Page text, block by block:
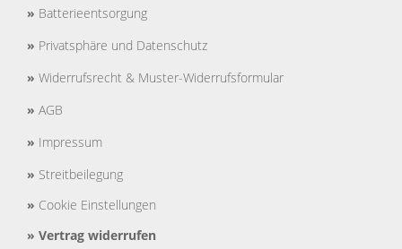
» Batterieentsorgung
» Privatsphäre und Datenschutz
» Widerrufsrecht & Muster-Widerrufsformular
» AGB
» Impressum
» Streitbeilegung
» Cookie Einstellungen
» Vertrag widerrufen